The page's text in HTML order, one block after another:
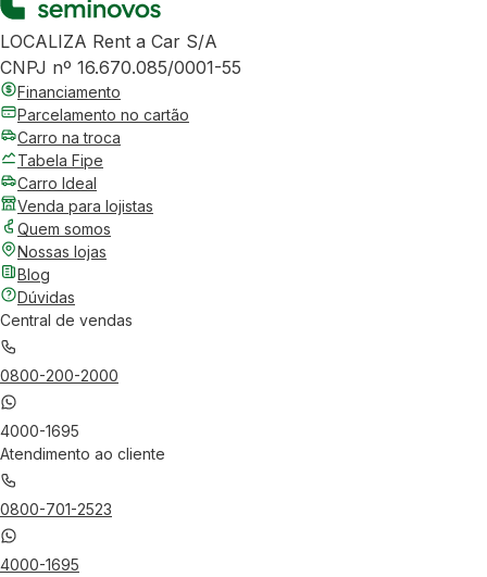
LOCALIZA Rent a Car S/A
CNPJ nº 16.670.085/0001-55
Financiamento
Parcelamento no cartão
Carro na troca
Tabela Fipe
Carro Ideal
Venda para lojistas
Quem somos
Nossas lojas
Blog
Dúvidas
Central de vendas
0800-200-2000
4000-1695
Atendimento ao cliente
0800-701-2523
4000-1695